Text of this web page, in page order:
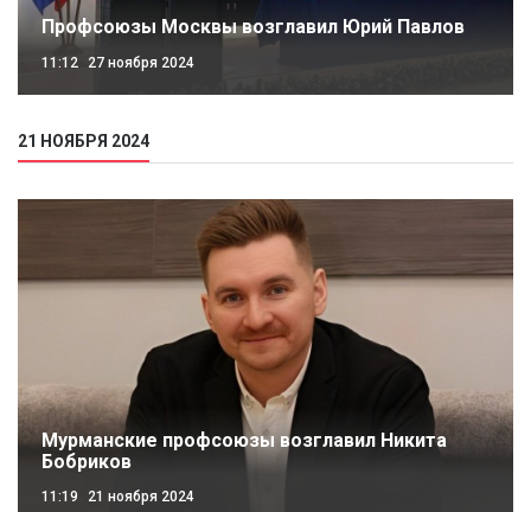
Профсоюзы Москвы возглавил Юрий Павлов
11:12 27 ноября 2024
21 НОЯБРЯ 2024
Мурманские профсоюзы возглавил Никита
Бобриков
11:19 21 ноября 2024